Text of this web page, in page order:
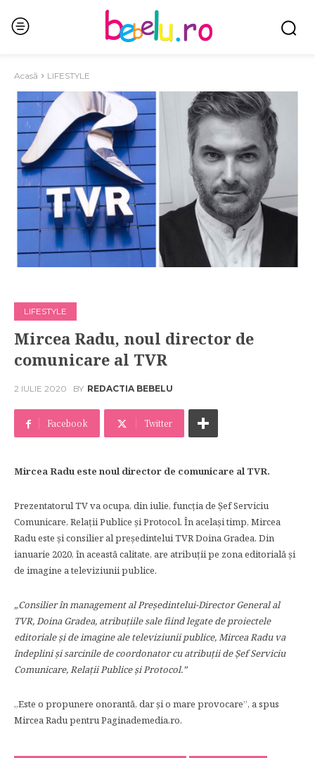
Acasă LIFESTYLE
LIFESTYLE
Mircea Radu, noul director de
comunicare al TVR
2 IULIE 2020 BY REDACTIA BEBELU
Facebook Twitter
Mircea Radu este noul director de comunicare al TVR.
Prezentatorul TV va ocupa, din iulie, funcția de Șef Serviciu
Comunicare, Relații Publice și Protocol. În același timp, Mircea
Radu este și consilier al președintelui TVR Doina Gradea. Din
ianuarie 2020, în această calitate, are atribuții pe zona editorială și
de imagine a televiziunii publice.
„Consilier în management al Preşedintelui-Director General al
TVR, Doina Gradea, atribuţiile sale fiind legate de proiectele
editoriale şi de imagine ale televiziunii publice, Mircea Radu va
îndeplini şi sarcinile de coordonator cu atribuţii de Șef Serviciu
Comunicare, Relații Publice și Protocol.”
„Este o propunere onorantă, dar și o mare provocare”, a spus
Mircea Radu pentru Paginademedia.ro.